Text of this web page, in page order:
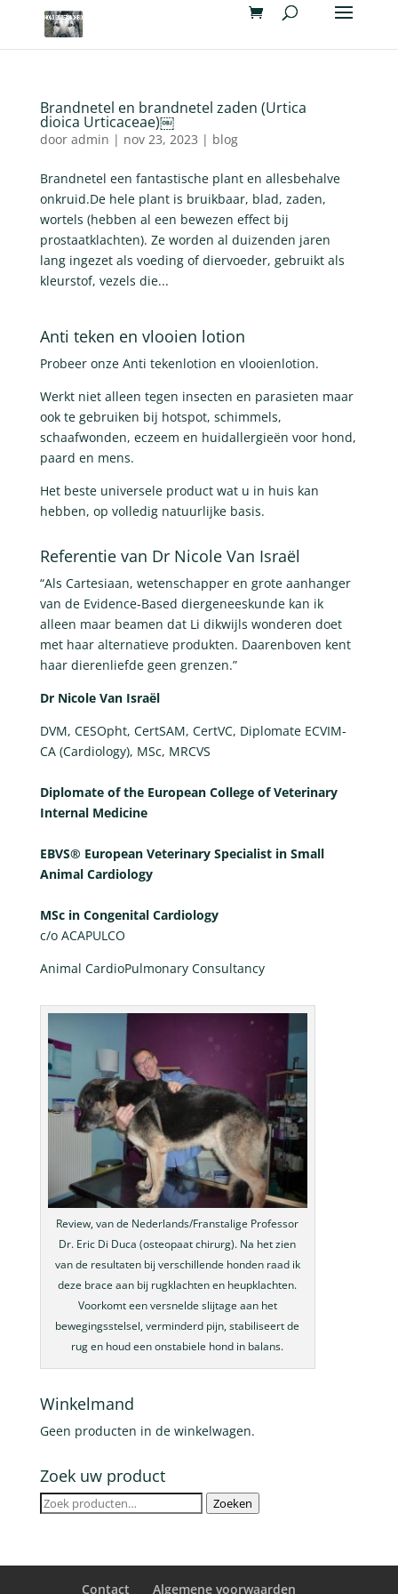
Brandnetel en brandnetel zaden (Urtica
dioica Urticaceae)￼
door admin | nov 23, 2023 | blog
Brandnetel een fantastische plant en allesbehalve
onkruid.De hele plant is bruikbaar, blad, zaden,
wortels (hebben al een bewezen effect bij
prostaatklachten). Ze worden al duizenden jaren
lang ingezet als voeding of diervoeder, gebruikt als
kleurstof, vezels die...
Anti teken en vlooien lotion
Probeer onze Anti tekenlotion en vlooienlotion.
Werkt niet alleen tegen insecten en parasieten maar
ook te gebruiken bij hotspot, schimmels,
schaafwonden, eczeem en huidallergieën voor hond,
paard en mens.
Het beste universele product wat u in huis kan
hebben, op volledig natuurlijke basis.
Referentie van Dr Nicole Van Israël
“Als Cartesiaan, wetenschapper en grote aanhanger
van de Evidence-Based diergeneeskunde kan ik
alleen maar beamen dat Li dikwijls wonderen doet
met haar alternatieve produkten. Daarenboven kent
haar dierenliefde geen grenzen.”
Dr Nicole Van Israël
DVM, CESOpht, CertSAM, CertVC, Diplomate ECVIM-
CA (Cardiology), MSc, MRCVS
Diplomate of the European College of Veterinary
Internal Medicine
EBVS® European Veterinary Specialist in Small
Animal Cardiology
MSc in Congenital Cardiology
c/o ACAPULCO
Animal CardioPulmonary Consultancy
Review, van de Nederlands/Franstalige Professor
Dr. Eric Di Duca (osteopaat chirurg). Na het zien
van de resultaten bij verschillende honden raad ik
deze brace aan bij rugklachten en heupklachten.
Voorkomt een versnelde slijtage aan het
bewegingsstelsel, verminderd pijn, stabiliseert de
rug en houd een onstabiele hond in balans.
Winkelmand
Geen producten in de winkelwagen.
Zoek uw product
Zoeken
Zoeken
Contact Algemene voorwaarden